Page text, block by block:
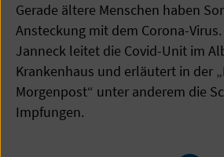
Gerade ältere Menschen haben
Ansteckung mit dem Corona-
Janneck leitet die Covid-Unit im
Krankenhaus und erläutert in der
Morgenpost“ unter anderem die
Impfungen.